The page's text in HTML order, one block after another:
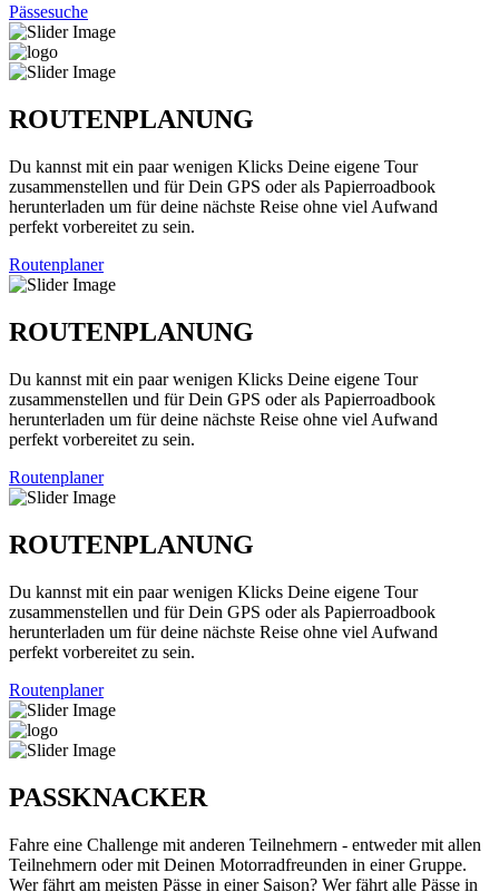
Pässesuche
ROUTENPLANUNG
Du kannst mit ein paar wenigen Klicks Deine eigene Tour
zusammenstellen und für Dein GPS oder als Papierroadbook
herunterladen um für deine nächste Reise ohne viel Aufwand
perfekt vorbereitet zu sein.
Routenplaner
ROUTENPLANUNG
Du kannst mit ein paar wenigen Klicks Deine eigene Tour
zusammenstellen und für Dein GPS oder als Papierroadbook
herunterladen um für deine nächste Reise ohne viel Aufwand
perfekt vorbereitet zu sein.
Routenplaner
ROUTENPLANUNG
Du kannst mit ein paar wenigen Klicks Deine eigene Tour
zusammenstellen und für Dein GPS oder als Papierroadbook
herunterladen um für deine nächste Reise ohne viel Aufwand
perfekt vorbereitet zu sein.
Routenplaner
PASSKNACKER
Fahre eine Challenge mit anderen Teilnehmern - entweder mit allen
Teilnehmern oder mit Deinen Motorradfreunden in einer Gruppe.
Wer fährt am meisten Pässe in einer Saison? Wer fährt alle Pässe in